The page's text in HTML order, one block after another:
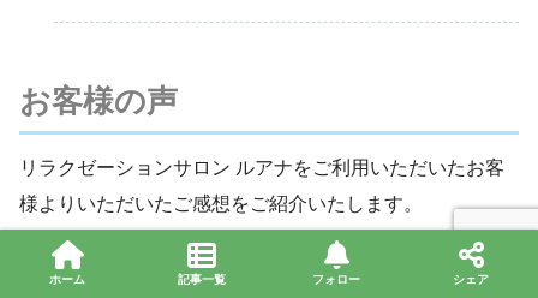
お客様の声
リラクゼーションサロン ルアナをご利用いただいたお客
様よりいただいたご感想をご紹介いたします。
初めてのお客様から定期的に通っていただいているお客様
ホーム 記事一覧 フォロー シェア